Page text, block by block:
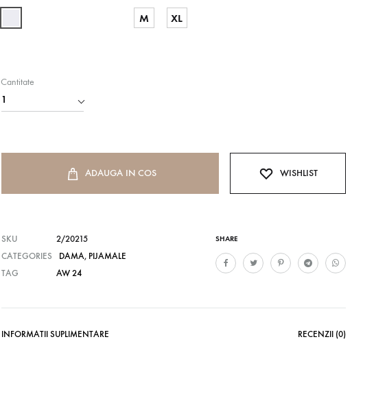
M XL
Cantitate
ADAUGA IN COS WISHLIST
SHARE
SKU
2/20215
CATEGORIES
DAMA, PIJAMALE
TAG
AW 24
INFORMATII SUPLIMENTARE RECENZII (0)